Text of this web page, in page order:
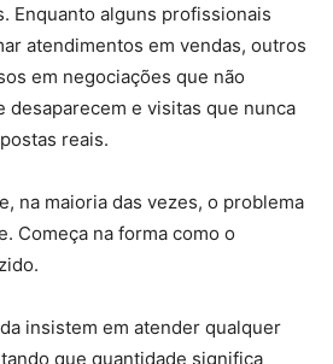
Enquanto alguns profissionais
atendimentos em vendas, outros
em negociações que não
desaparecem e visitas que nunca
reais.
na maioria das vezes, o problema
Começa na forma como o
insistem em atender qualquer
que quantidade significa